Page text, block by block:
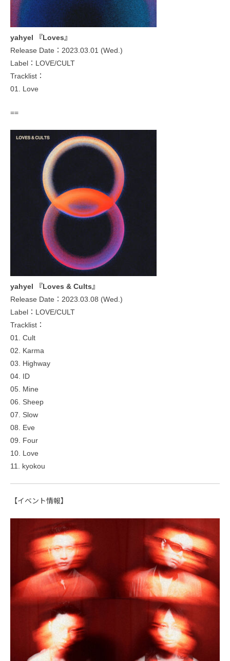
yahyel 『Loves』
Release Date：2023.03.01 (Wed.)
Label：LOVE/CULT
Tracklist：
01. Love
==
yahyel 『Loves & Cults』
Release Date：2023.03.08 (Wed.)
Label：LOVE/CULT
Tracklist：
01. Cult
02. Karma
03. Highway
04. ID
05. Mine
06. Sheep
07. Slow
08. Eve
09. Four
10. Love
11. kyokou
【イベント情報】